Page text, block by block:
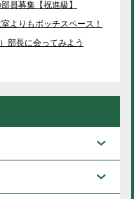
員募集【祝進級】
よりもボッチスペース！
部長に会ってみよう